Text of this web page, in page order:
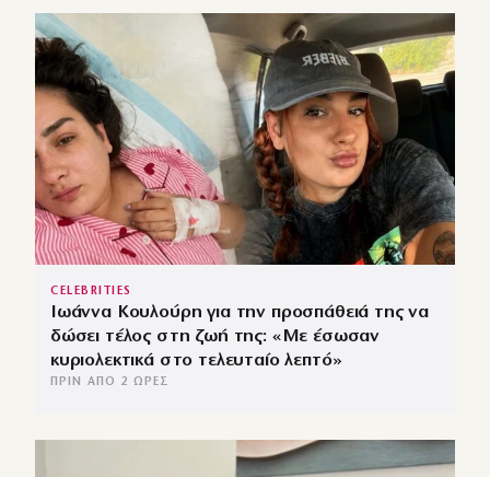
CELEBRITIES
Ιωάννα Κουλούρη για την προσπάθειά της να
δώσει τέλος στη ζωή της: «Με έσωσαν
κυριολεκτικά στο τελευταίο λεπτό»
ΠΡΙΝ ΑΠΌ 2 ΏΡΕΣ